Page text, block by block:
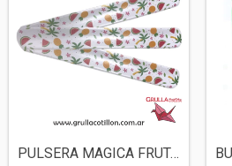
PULSERA MAGICA FRUTAS